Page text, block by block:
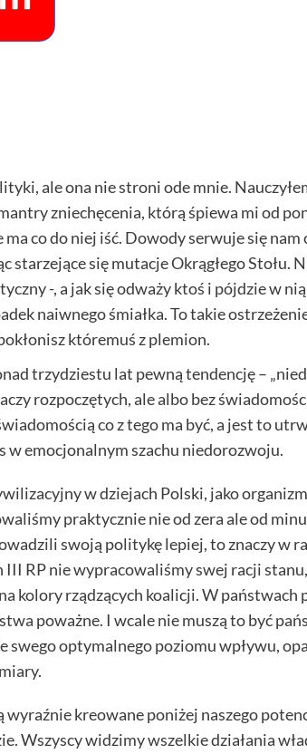
ale ona nie stroni ode mnie.
zniechęcenia, którą śpiewa mi od
ma co do niej iść. Dowody serwuje się
starzejące się mutacje Okrągłego Stołu.
-, a jak się odważy ktoś i pójdzie w
naiwnego śmiałka. To takie
któremuś z plemion.
trzydziestu lat pewną tendencję –
rozpoczętych, ale albo bez
co z tego ma być, a jest to
w emocjonalnym szachu niedorozwoju.
w dziejach Polski, jako
praktycznie nie od zera ale od
swoją politykę lepiej, to znaczy w
III RP nie wypracowaliśmy swej racji
kolory rządzących koalicji. W
poważne. I wcale nie muszą to być
swego optymalnego poziomu wpływu,
wyraźnie kreowane poniżej naszego
Wszyscy widzimy wszelkie działania